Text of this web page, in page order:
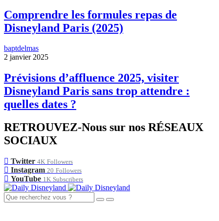
Comprendre les formules repas de
Disneyland Paris (2025)
baptdelmas
2 janvier 2025
Prévisions d’affluence 2025, visiter
Disneyland Paris sans trop attendre :
quelles dates ?
RETROUVEZ-Nous sur nos RÉSEAUX
SOCIAUX
Twitter 4K Followers
Instagram 20 Followers
YouTube 1K Subscribers